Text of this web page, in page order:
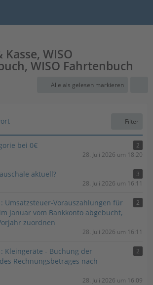
Kasse, WISO
WISO Fahrtenbuch
Alle als gelesen markieren
Filter
bei 0€
2
28. Juli 2026 um 18:20
aktuell?
3
28. Juli 2026 um 16:11
: Umsatzsteuer-Vorauszahlungen für
Januar vom Bankkonto abgebucht,
zuordnen
2
28. Juli 2026 um 16:11
: Kleingeräte - Buchung der
Rechnungsbetrages nach
2
28. Juli 2026 um 16:09